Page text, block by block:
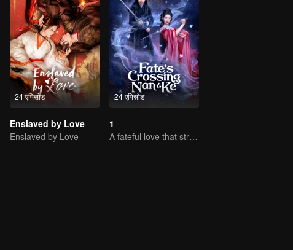
24 एपिसोड
Enslaved by Love
Enslaved by Love
24 एपिसोड
1
A fateful love that stretches across time and dreams！